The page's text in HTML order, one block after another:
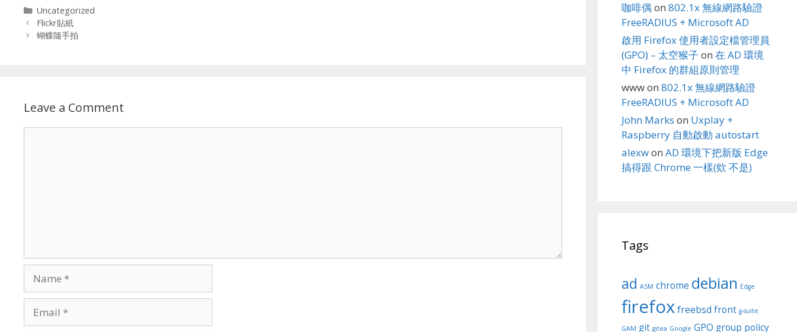
Categories
Uncategorized
Flickr貼紙
蝴蝶隨手拍
Leave a Comment
咖啡偶 on 802.1x 無線網路驗證
FreeRADIUS + Microsoft AD
啟用 Firefox 使用者設定檔管理員
(GPO) – 太空猴子 on 在 AD 環境
中 Firefox 的群組原則管理
wwwon 802.1x 無線網路驗證
FreeRADIUS + Microsoft AD
John Marks on Uxplay +
Raspberry 自動啟動 autostart
alexwon AD 環境下把新版 Edge
搞得跟 Chrome 一樣(欸 不是)
Tags
ad ASM chrome debian Edge
firefoxfreebsd front g-suite
GAM git gitea Google GPO group policy